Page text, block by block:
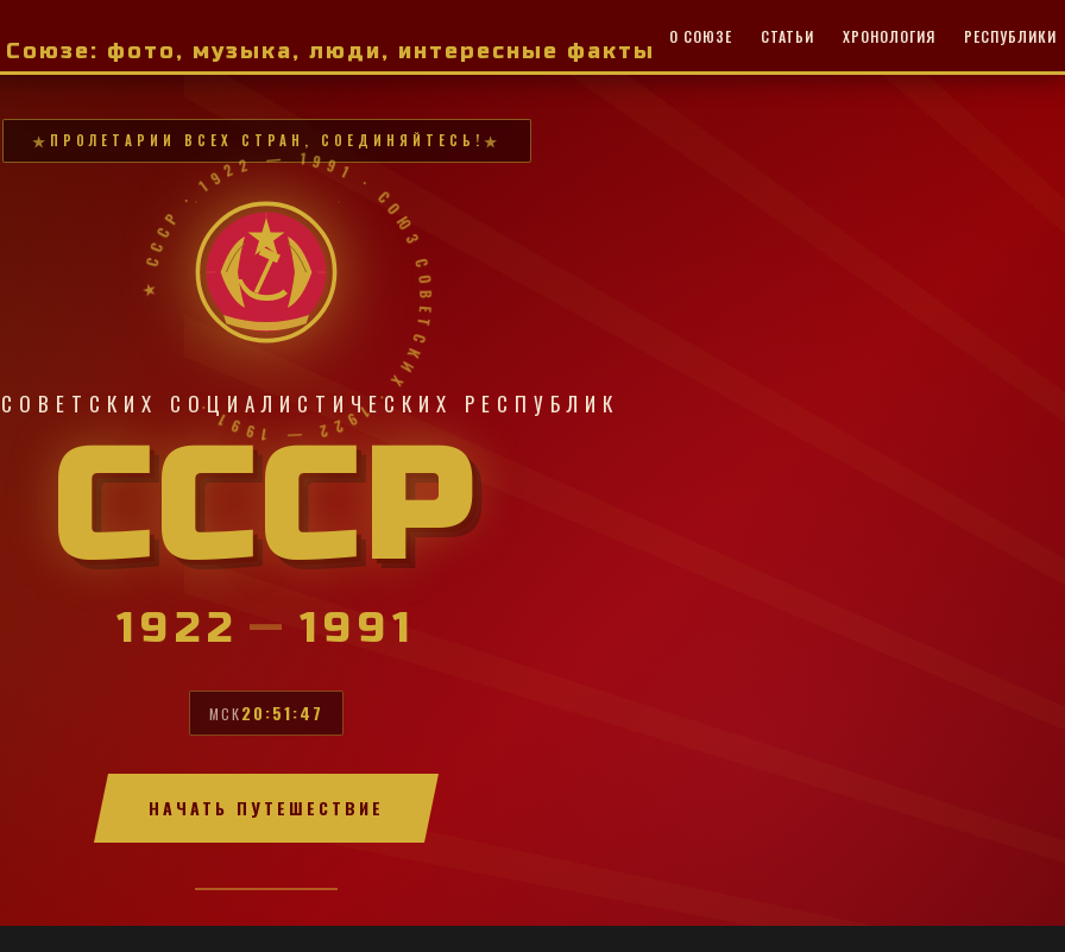
фото, музыка, люди, интересные факты
О СОЮЗЕ СТАТЬИ ХРОНОЛОГИЯ РЕСПУБЛИКИ
ПРОЛЕТАРИИ ВСЕХ СТРАН, СОЕДИНЯЙТЕСЬ!
★ СССР · 1922 — 1991 · СОЮЗ СОВЕТСКИХ · 1922 — 1991 ·
СОЦИАЛИСТИЧЕСКИХ РЕСПУБЛИК
СССР
1922 — 1991
МСК20:51:48
НАЧАТЬ ПУТЕШЕСТВИЕ